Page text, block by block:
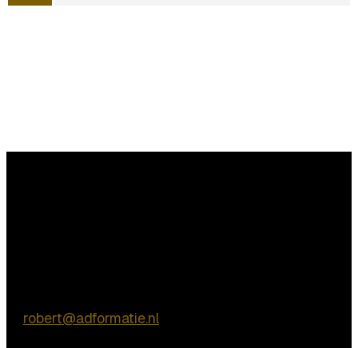
robert@adformatie.nl